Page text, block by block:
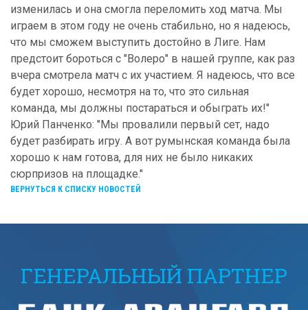
изменилась и она смогла переломить ход матча. Мы
играем в этом году не очень стабильно, но я надеюсь,
что мы сможем выступить достойно в Лиге. Нам
предстоит бороться с "Волеро" в нашей группе, как раз
вчера смотрела матч с их участием. Я надеюсь, что все
будет хорошо, несмотря на то, что это сильная
команда, мы должны постараться и обыграть их!"
Юрий Панченко: "Мы провалили первый сет, надо
будет разбирать игру. А вот румынская команда была
хорошо к нам готова, для них не было никаких
сюрпризов на площадке."
ВЕРНУТЬСЯ К СПИСКУ НОВОСТЕЙ
ГЕНЕРАЛЬНЫЙ ПАРТНЕР